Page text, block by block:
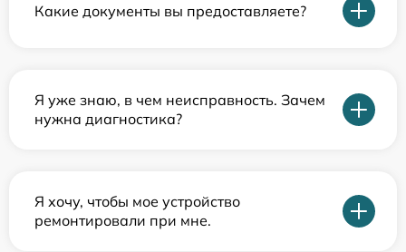
Какие документы вы предоставляете?
Я уже знаю, в чем неисправность. Зачем
нужна диагностика?
Я хочу, чтобы мое устройство
ремонтировали при мне.